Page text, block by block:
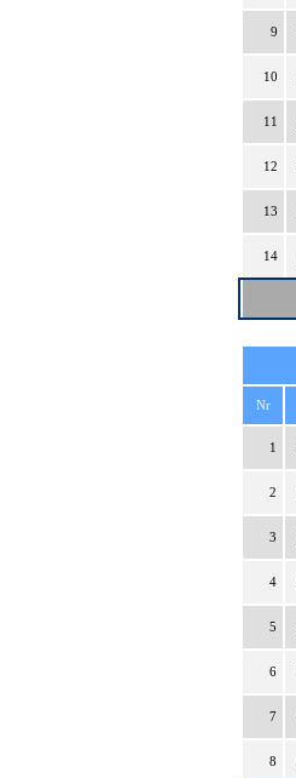
9
10
11
12
13
14
Nr
1
2
3
4
5
6
7
8